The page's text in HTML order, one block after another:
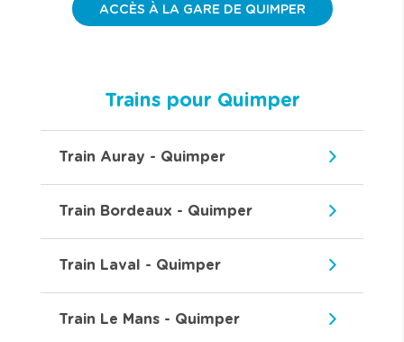
ACCÈS À LA GARE DE QUIMPER
Trains pour Quimper
Train Auray - Quimper
Train Bordeaux - Quimper
Train Laval - Quimper
Train Le Mans - Quimper